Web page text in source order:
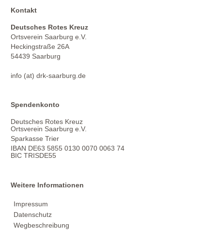
Kontakt
Deutsches Rotes Kreuz
Ortsverein Saarburg e.V.
Heckingstraße 26A
54439 Saarburg
info (at) drk-saarburg.de
Spendenkonto
Deutsches Rotes Kreuz
Ortsverein Saarburg e.V.
Sparkasse Trier
IBAN DE63 5855 0130 0070 0063 74
BIC TRISDE55
Weitere Informationen
Impressum
Datenschutz
Wegbeschreibung